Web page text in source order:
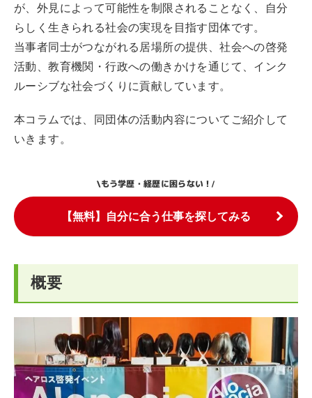
が、外見によって可能性を制限されることなく、自分
らしく生きられる社会の実現を目指す団体です。
当事者同士がつながれる居場所の提供、社会への啓発
活動、教育機関・行政への働きかけを通じて、インク
ルーシブな社会づくりに貢献しています。
本コラムでは、同団体の活動内容についてご紹介して
いきます。
\もう学歴・経歴に困らない！/
【無料】自分に合う仕事を探してみる
概要